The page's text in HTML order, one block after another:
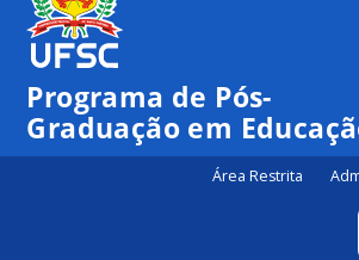
Programa de Pós-
Graduação em
Área Restrita